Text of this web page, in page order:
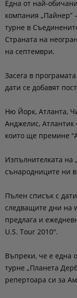
Една от най-
компания „Пайнер”
турне в
Страната на
на септември.
Засега в
дати се добавят
Ню Йорк, Атланта,
Анджелис, Атлантик
които ще премине
Изпълнителката на
сънародниците ни
Пълен списък с
следващите дни на
предлага и
U.S. Tour 2010″.
Въпреки, че е една
турне „Планета
репертоара си за